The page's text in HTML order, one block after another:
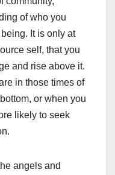
of who you
It is only at
self, that you
and rise above it.
in those times of
or when you
likely to seek
angels and